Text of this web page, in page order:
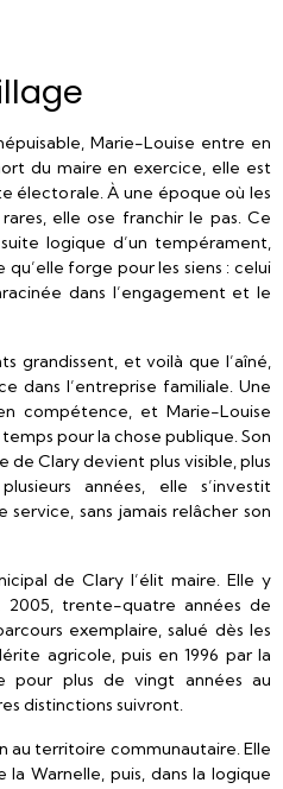
Marie-Louise entre en
du maire en exercice, elle est
électorale. À une époque où les
elle ose franchir le pas. Ce
logique d’un tempérament,
qu’elle forge pour les siens : celui
dans l’engagement et le
grandissent, et voilà que l’aîné,
dans l’entreprise familiale. Une
compétence, et Marie-Louise
pour la chose publique. Son
de Clary devient plus visible, plus
années, elle s’investit
sans jamais relâcher son
de Clary l’élit maire. Elle y
2005, trente-quatre années de
exemplaire, salué dès les
agricole, puis en 1996 par la
pour plus de vingt années au
distinctions suivront.
au territoire communautaire. Elle
Warnelle, puis, dans la logique